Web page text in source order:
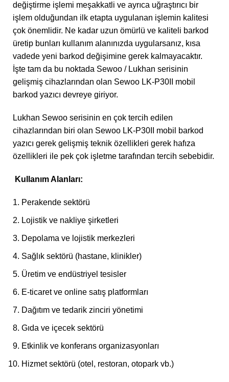
değiştirme işlemi meşakkatli ve ayrıca uğraştırıcı bir
işlem olduğundan ilk etapta uygulanan işlemin kalitesi
çok önemlidir. Ne kadar uzun ömürlü ve kaliteli barkod
üretip bunları kullanım alanınızda uygularsanız, kısa
vadede yeni barkod değişimine gerek kalmayacaktır.
İşte tam da bu noktada Sewoo / Lukhan serisinin
gelişmiş cihazlarından olan Sewoo LK-P30II mobil
barkod yazıcı devreye giriyor.
Lukhan Sewoo serisinin en çok tercih edilen
cihazlarından biri olan Sewoo LK-P30II mobil barkod
yazıcı gerek gelişmiş teknik özellikleri gerek hafıza
özellikleri ile pek çok işletme tarafından tercih sebebidir.
Kullanım Alanları:
Perakende sektörü
Lojistik ve nakliye şirketleri
Depolama ve lojistik merkezleri
Sağlık sektörü (hastane, klinikler)
Üretim ve endüstriyel tesisler
E-ticaret ve online satış platformları
Dağıtım ve tedarik zinciri yönetimi
Gıda ve içecek sektörü
Etkinlik ve konferans organizasyonları
Hizmet sektörü (otel, restoran, otopark vb.)